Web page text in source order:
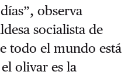
observa
socialista de
todo el mundo está
olivar es la